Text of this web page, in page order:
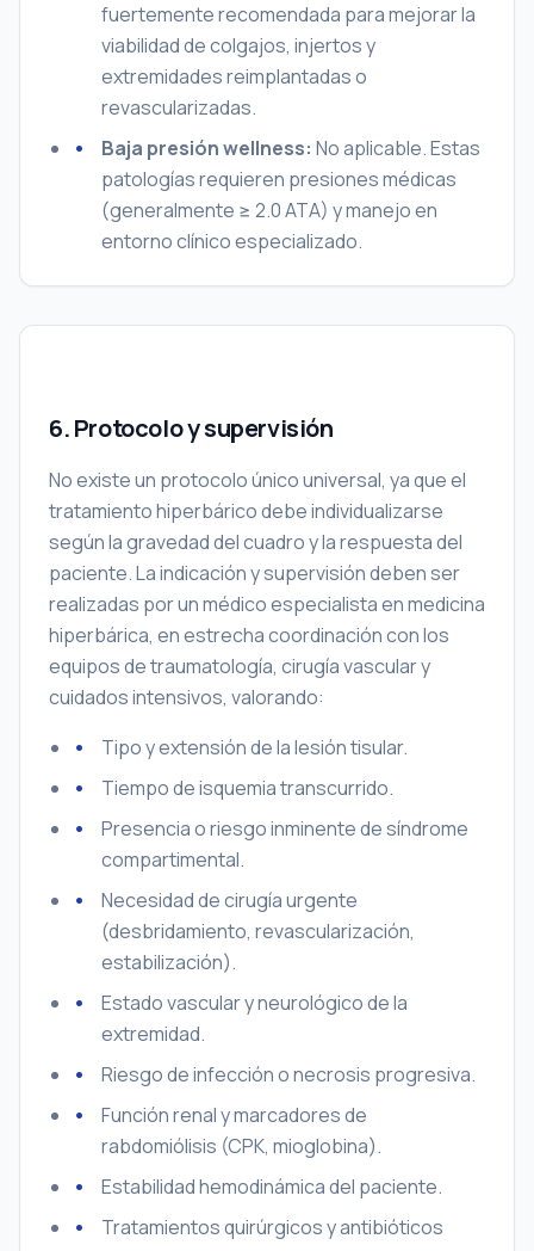
fuertemente recomendada para mejorar la
viabilidad de colgajos, injertos y
extremidades reimplantadas o
revascularizadas.
Baja presión wellness: No aplicable. Estas
patologías requieren presiones médicas
(generalmente ≥ 2.0 ATA) y manejo en
entorno clínico especializado.
6. Protocolo y supervisión
No existe un protocolo único universal, ya que el
tratamiento hiperbárico debe individualizarse
según la gravedad del cuadro y la respuesta del
paciente. La indicación y supervisión deben ser
realizadas por un médico especialista en medicina
hiperbárica, en estrecha coordinación con los
equipos de traumatología, cirugía vascular y
cuidados intensivos, valorando:
Tipo y extensión de la lesión tisular.
Tiempo de isquemia transcurrido.
Presencia o riesgo inminente de síndrome
compartimental.
Necesidad de cirugía urgente
(desbridamiento, revascularización,
estabilización).
Estado vascular y neurológico de la
extremidad.
Riesgo de infección o necrosis progresiva.
Función renal y marcadores de
rabdomiólisis (CPK, mioglobina).
Estabilidad hemodinámica del paciente.
Tratamientos quirúrgicos y antibióticos